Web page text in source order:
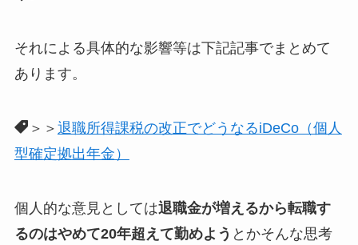
それによる具体的な影響等は下記記事でまとめて
あります。
＞＞ 退職所得課税の改正でどうなるiDeCo（個人
型確定拠出年金）
個人的な意見としては退職金が増えるから転職す
るのはやめて20年超えて勤めよう とかそんな思考